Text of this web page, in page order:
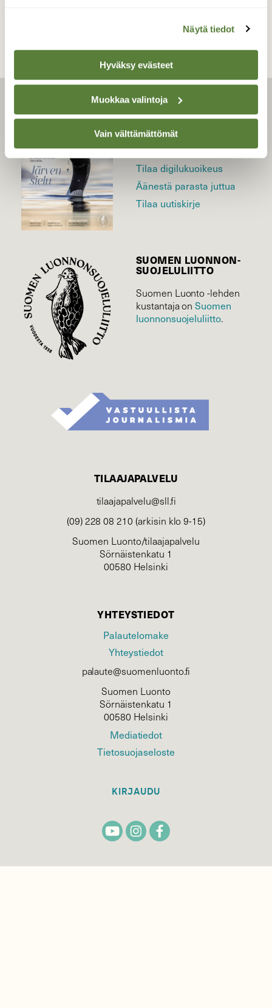
Näytä tiedot
Hyväksy evästeet
Muokkaa valintoja
Vain välttämättömät
Uusin lehti
Tilaa Suomen Luonto
Tilaa digilukuoikeus
Äänestä parasta juttua
Tilaa uutiskirje
SUOMEN LUONNON­
SUOJELU­LIITTO
Suomen Luonto -lehden
kustantaja onSuomen
luonnonsuojelu­liitto.
TILAAJAPALVELU
tilaajapalvelu@sll.fi
(09) 228 08 210 (arkisin klo 9-15)
Suomen Luonto/tilaajapalvelu
Sörnäistenkatu 1
00580 Helsinki
YHTEYSTIEDOT
Palautelomake
Yhteystiedot
palaute@suomenluonto.fi
Suomen Luonto
Sörnäistenkatu 1
00580 Helsinki
Mediatiedot
Tietosuojaseloste
KIRJAUDU